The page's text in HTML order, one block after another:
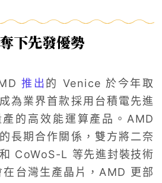
下先發優勢
推出 的 Venice 於今年取
為業界首款採用台積電先進
的高效能運算產品。AMD
長期合作關係，雙方將二奈
CoWoS-L 等先進封裝技術
台灣生產晶片，AMD 更部